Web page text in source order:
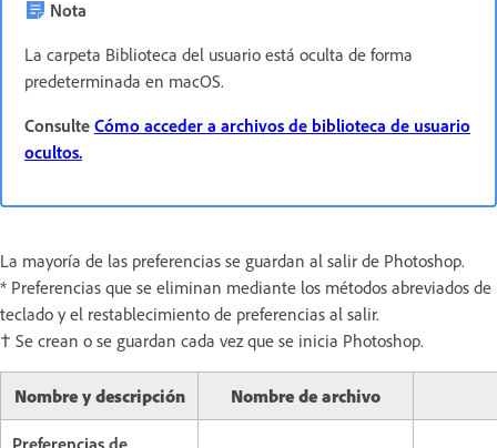
Nota
La carpeta Biblioteca del usuario está oculta de forma
predeterminada en macOS.
Consulte Cómo acceder a archivos de biblioteca de usuario
ocultos.
La mayoría de las preferencias se guardan al salir de Photoshop.
* Preferencias que se eliminan mediante los métodos abreviados de
teclado y el restablecimiento de preferencias al salir.
† Se crean o se guardan cada vez que se inicia Photoshop.
Nombre y descripción Nombre de archivo
Preferencias de